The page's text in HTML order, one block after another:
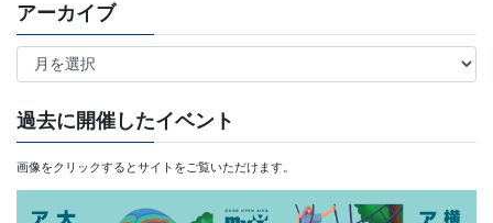
アーカイブ
ア
ー
カ
イ
ブ
過去に開催したイベント
画像をクリックするとサイトをご覧いただけます。